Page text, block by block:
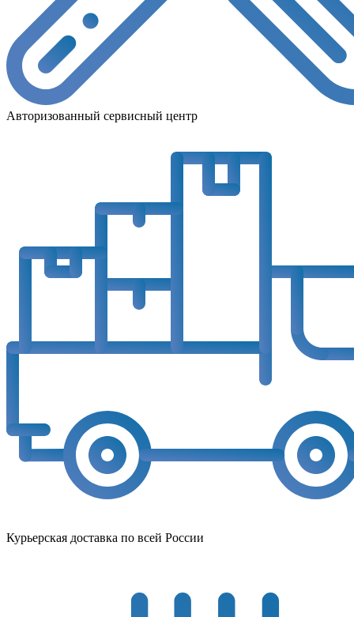
Авторизованный сервисный центр
Курьерская доставка по всей России